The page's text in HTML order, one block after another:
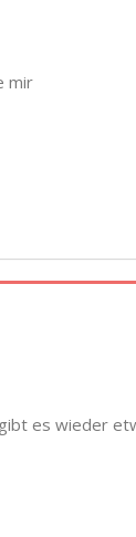
mir
es wieder